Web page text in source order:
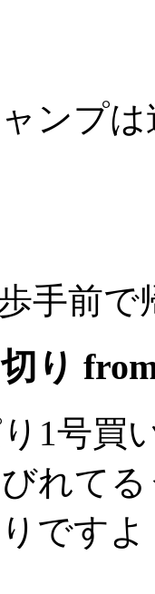
ンプは
手前で
り
1号買
れて
ですよ